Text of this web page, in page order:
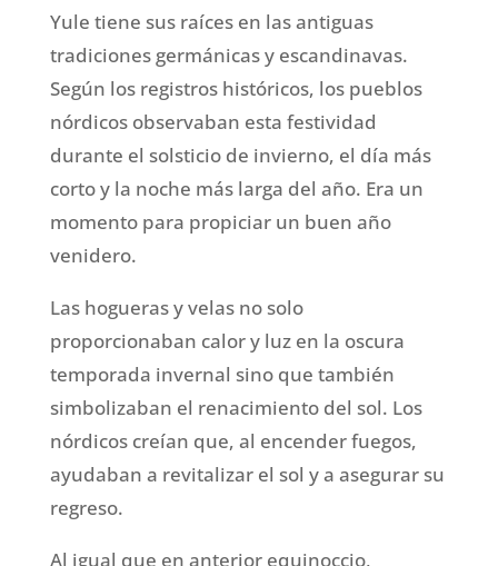
Yule tiene sus raíces en las antiguas
tradiciones germánicas y escandinavas.
Según los registros históricos, los pueblos
nórdicos observaban esta festividad
durante el solsticio de invierno, el día más
corto y la noche más larga del año. Era un
momento para propiciar un buen año
venidero.
Las hogueras y velas no solo
proporcionaban calor y luz en la oscura
temporada invernal sino que también
simbolizaban el renacimiento del sol. Los
nórdicos creían que, al encender fuegos,
ayudaban a revitalizar el sol y a asegurar su
regreso.
Al igual que en anterior equinoccio,